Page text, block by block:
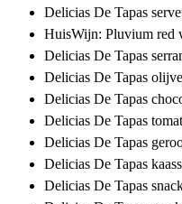
Delicias De Tapas
HuisWijn: Pluvium red
Delicias De Tapas
Delicias De Tapas
Delicias De Tapas
Delicias De Tapas
Delicias De Tapas
Delicias De Tapas
Delicias De Tapas